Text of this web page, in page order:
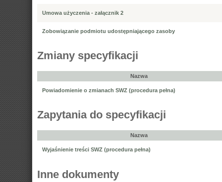
Umowa użyczenia - załącznik 2
Zobowiązanie podmiotu udostępniającego zasoby
Zmiany specyfikacji
Nazwa
Powiadomienie o zmianach SWZ (procedura pełna)
Zapytania do specyfikacji
Nazwa
Wyjaśnienie treści SWZ (procedura pełna)
Inne dokumenty